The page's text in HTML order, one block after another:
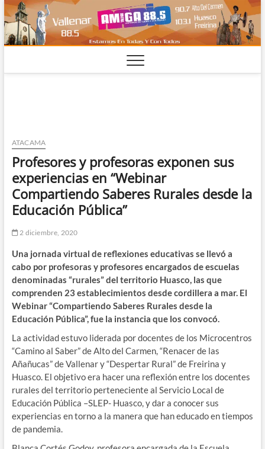
Saltar
al
contenido
ATACAMA
Profesores y profesoras exponen sus
experiencias en “Webinar
Compartiendo Saberes Rurales desde la
Educación Pública”
2 diciembre, 2020
Una jornada virtual de reflexiones educativas se llevó a
cabo por profesoras y profesores encargados de escuelas
denominadas “rurales” del territorio Huasco, las que
comprenden 23 establecimientos desde cordillera a mar. El
Webinar “Compartiendo Saberes Rurales desde la
Educación Pública”, fue la instancia que los convocó.
La actividad estuvo liderada por docentes de los Microcentros
“Camino al Saber” de Alto del Carmen, “Renacer de las
Añañucas” de Vallenar y “Despertar Rural” de Freirina y
Huasco. El objetivo era hacer una reflexión entre los docentes
rurales del territorio perteneciente al Servicio Local de
Educación Pública –SLEP- Huasco, y dar a conocer sus
experiencias en torno a la manera que han educado en tiempos
de pandemia.